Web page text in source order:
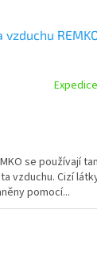
se používají
vzduchu. Cizí
pomocí...